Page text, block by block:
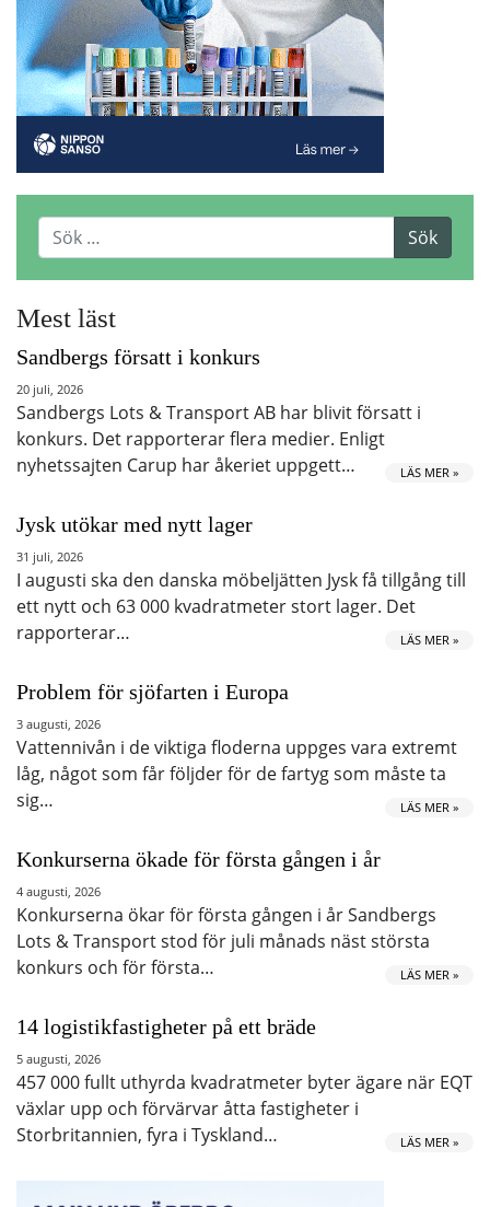
Mest läst
Sandbergs försatt i konkurs
20 juli, 2026
Sandbergs Lots & Transport AB har blivit försatt i
konkurs. Det rapporterar flera medier. Enligt
nyhetssajten Carup har åkeriet uppgett…
LÄS MER »
Jysk utökar med nytt lager
31 juli, 2026
I augusti ska den danska möbeljätten Jysk få tillgång till
ett nytt och 63 000 kvadratmeter stort lager. Det
rapporterar…
LÄS MER »
Problem för sjöfarten i Europa
3 augusti, 2026
Vattennivån i de viktiga floderna uppges vara extremt
låg, något som får följder för de fartyg som måste ta
sig…
LÄS MER »
Konkurserna ökade för första gången i år
4 augusti, 2026
Konkurserna ökar för första gången i år Sandbergs
Lots & Transport stod för juli månads näst största
konkurs och för första…
LÄS MER »
14 logistikfastigheter på ett bräde
5 augusti, 2026
457 000 fullt uthyrda kvadratmeter byter ägare när EQT
växlar upp och förvärvar åtta fastigheter i
Storbritannien, fyra i Tyskland…
LÄS MER »